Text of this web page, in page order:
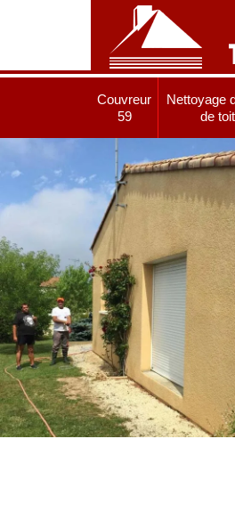
Couvreur
59
Nettoyage
de